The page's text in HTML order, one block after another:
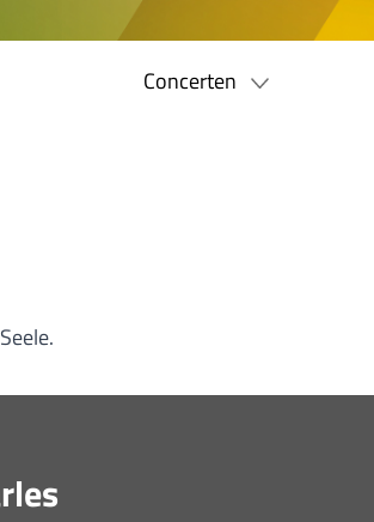
Concerten